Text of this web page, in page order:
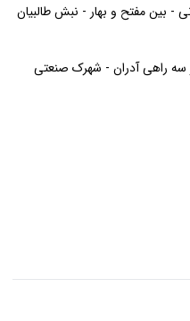
- بین مفتح و بهار - نبش طالبیان
سه راهی آدران - شهرک صنعتی